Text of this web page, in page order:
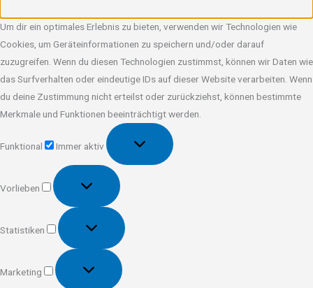
Um dir ein optimales Erlebnis zu bieten, verwenden wir Technologien wie
Cookies, um Geräteinformationen zu speichern und/oder darauf
zuzugreifen. Wenn du diesen Technologien zustimmst, können wir Daten wie
das Surfverhalten oder eindeutige IDs auf dieser Website verarbeiten. Wenn
du deine Zustimmung nicht erteilst oder zurückziehst, können bestimmte
Merkmale und Funktionen beeinträchtigt werden.
Funktional
Immer aktiv
Vorlieben
Vorlieben
Statistiken
Statistiken
Marketing
Marketing